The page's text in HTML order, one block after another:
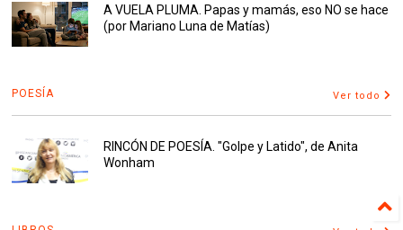
A VUELA PLUMA. Papas y mamás, eso NO se hace
(por Mariano Luna de Matías)
POESÍA Ver todo
RINCÓN DE POESÍA. "Golpe y Latido", de Anita
Wonham